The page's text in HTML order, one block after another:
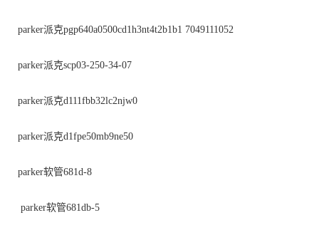
parker派克pgp640a0500cd1h3nt4t2b1b1 7049111052
parker派克scp03-250-34-07
parker派克d111fbb32lc2njw0
parker派克d1fpe50mb9ne50
parker软管681d-8
parker软管681db-5